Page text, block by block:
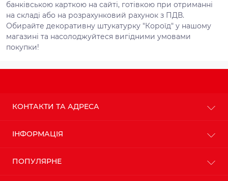
банківською карткою на сайті, готівкою при отриманні
на складі або на розрахунковий рахунок з ПДВ.
Обирайте декоративну штукатурку "Короїд" у нашому
магазині та насолоджуйтеся вигідними умовами
покупки!
КОНТАКТИ ТА АДРЕСА
Пн-Пт: з 9до 18
ІНФОРМАЦІЯ
Доставка
ПОПУЛЯРНЕ